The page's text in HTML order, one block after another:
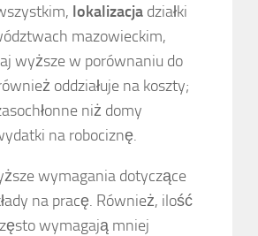
lokalizacja działki
mazowieckim,
wyższe w porównaniu do
oddziałuje na koszty;
niż domy
na robociznę.
wymagania dotyczące
na pracę. Również, ilość
wymagają mniej